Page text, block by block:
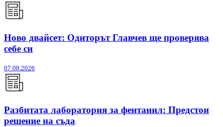
Ново двайсет: Одиторът Главчев ще проверява
себе си
07.08.2026
Разбитата лаборатория за фентанил: Предстои
решение на съда